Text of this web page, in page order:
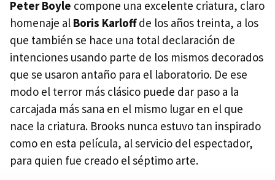
Peter Boyle compone una excelente criatura, claro
homenaje al Boris Karloffde los años treinta, a los
que también se hace una total declaración de
intenciones usando parte de los mismos decorados
que se usaron antaño para el laboratorio. De ese
modo el terror más clásico puede dar paso a la
carcajada más sana en el mismo lugar en el que
nace la criatura. Brooks nunca estuvo tan inspirado
como en esta película, al servicio del espectador,
para quien fue creado el séptimo arte.